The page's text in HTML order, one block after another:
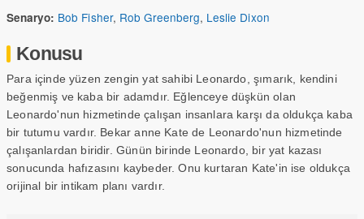
Senaryo: Bob Fisher, Rob Greenberg, Leslie Dixon
Konusu
Para içinde yüzen zengin yat sahibi Leonardo, şımarık, kendini
beğenmiş ve kaba bir adamdır. Eğlenceye düşkün olan
Leonardo'nun hizmetinde çalışan insanlara karşı da oldukça kaba
bir tutumu vardır. Bekar anne Kate de Leonardo'nun hizmetinde
çalışanlardan biridir. Günün birinde Leonardo, bir yat kazası
sonucunda hafızasını kaybeder. Onu kurtaran Kate'in ise oldukça
orijinal bir intikam planı vardır.